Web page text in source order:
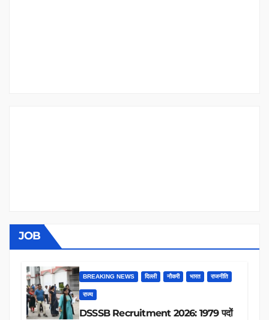
JOB
BREAKING NEWS दिल्ली नौकरी भारत राजनीति
राज्य
DSSSB Recruitment 2026: 1979 पदों